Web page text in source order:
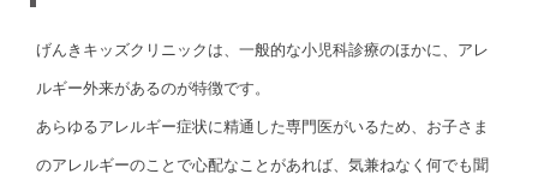
げんきキッズクリニックは、一般的な小児科診療のほかに、アレ
ルギー外来があるのが特徴です。
あらゆるアレルギー症状に精通した専門医がいるため、お子さま
のアレルギーのことで心配なことがあれば、気兼ねなく何でも聞